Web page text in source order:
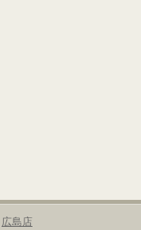
広島店